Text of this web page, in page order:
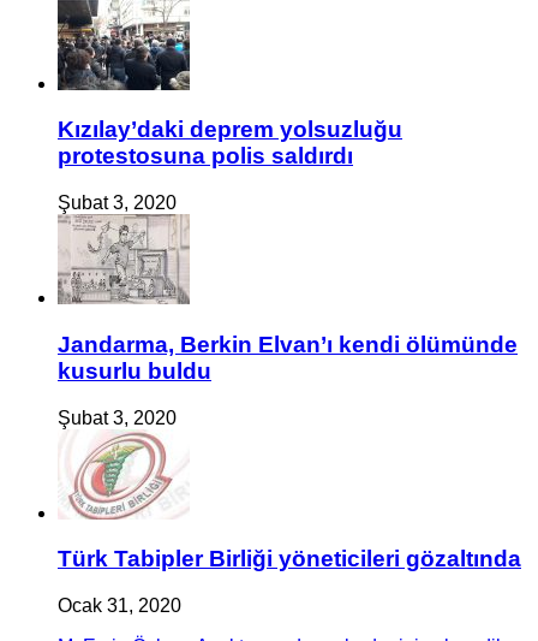
Kızılay’daki deprem yolsuzluğu
protestosuna polis saldırdı
Şubat 3, 2020
Jandarma, Berkin Elvan’ı kendi ölümünde
kusurlu buldu
Şubat 3, 2020
Türk Tabipler Birliği yöneticileri gözaltında
Ocak 31, 2020